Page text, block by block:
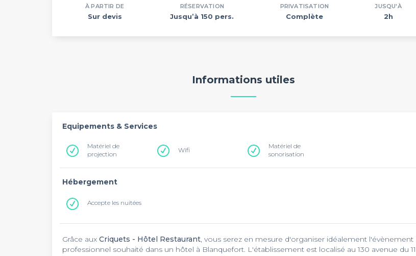
À PARTIR DE
Sur devis
RÉSERVATION
Jusqu’à 150 pers.
PRIVATISATION
Complète
JUSQU'À
2h
Informations utiles
Equipements & Services
Matériel de
projection
Wifi
Matériel de
sonorisation
Hébergement
Accepte les nuitées
Grâce aux Criquets - Hôtel Restaurant, vous serez en mesure d'organiser idéalement l'évènement
professionnel souhaité dans un hôtel à Blanquefort. L'établissement est localisé au 130 avenue du 11